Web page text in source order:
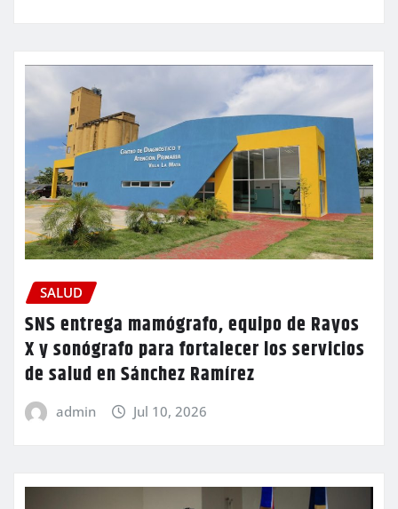
SALUD
SNS entrega mamógrafo, equipo de Rayos
X y sonógrafo para fortalecer los servicios
de salud en Sánchez Ramírez
admin Jul 10, 2026